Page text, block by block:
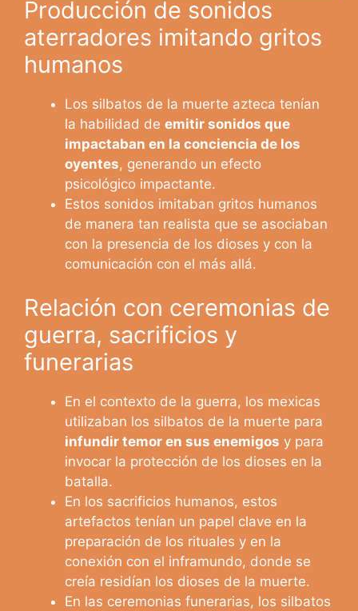
Producción de sonidos
aterradores imitando gritos
humanos
Los silbatos de la muerte azteca tenían
la habilidad de emitir sonidos que
impactaban en la conciencia de los
oyentes, generando un efecto
psicológico impactante.
Estos sonidos imitaban gritos humanos
de manera tan realista que se asociaban
con la presencia de los dioses y con la
comunicación con el más allá.
Relación con ceremonias de
guerra, sacrificios y
funerarias
En el contexto de la guerra, los mexicas
utilizaban los silbatos de la muerte para
infundir temor en sus enemigos y para
invocar la protección de los dioses en la
batalla.
En los sacrificios humanos, estos
artefactos tenían un papel clave en la
preparación de los rituales y en la
conexión con el inframundo, donde se
creía residían los dioses de la muerte.
En las ceremonias funerarias, los silbatos